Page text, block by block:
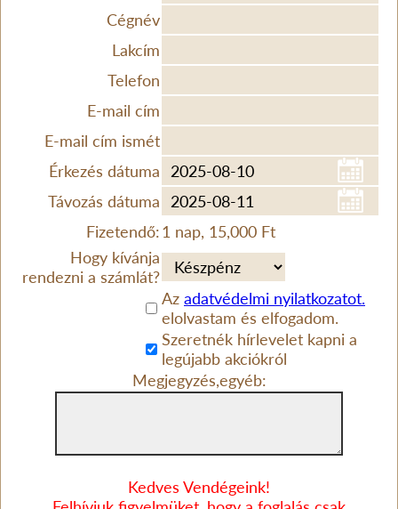
Cégnév
Lakcím
Telefon
E-mail cím
E-mail cím ismét
Érkezés dátuma
Távozás dátuma
Fizetendő:1 nap, 15,000 Ft
Hogy kívánja
rendezni a számlát?
Az adatvédelmi nyilatkozatot.
elolvastam és elfogadom.
Szeretnék hírlevelet kapni a
legújabb akciókról
Megjegyzés,egyéb:
Kedves Vendégeink!